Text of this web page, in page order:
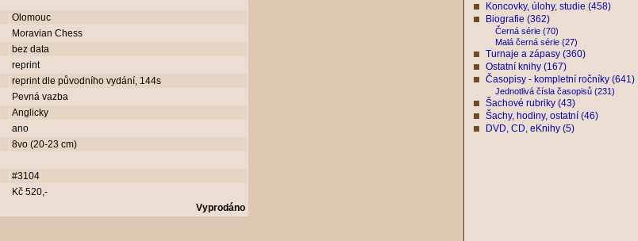
Olomouc
Moravian Chess
bez data
reprint
reprint dle původního vydání, 144s
Pevná vazba
Anglicky
ano
8vo (20-23 cm)
#3104
Kč 520,-
Vyprodáno
Koncovky, úlohy, studie (458)
Biografie (362)
Černá série (70)
Malá černá série (27)
Turnaje a zápasy (360)
Ostatní knihy (167)
Časopisy - kompletní ročníky (641)
Jednotlivá čísla časopisů (231)
Šachové rubriky (43)
Šachy, hodiny, ostatní (46)
DVD, CD, eKnihy (5)